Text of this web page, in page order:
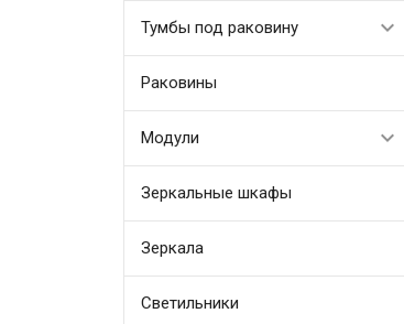
Тумбы под раковину
Раковины
Модули
Зеркальные шкафы
Зеркала
Светильники